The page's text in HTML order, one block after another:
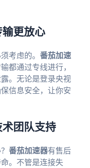
更放心
考虑的。 番茄加速
都通过专线进行，
。无论是登录央视
信息安全，让你安
团队支持
番茄加速器有售后
。不管是连接失